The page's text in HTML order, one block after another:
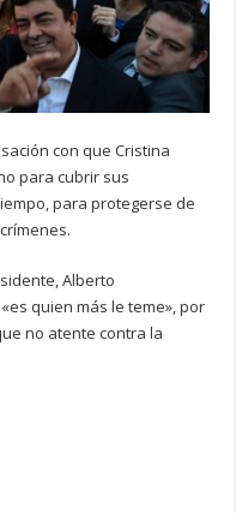
con que Cristina
para cubrir sus
para protegerse de
Alberto
quien más le teme», por
no atente contra la